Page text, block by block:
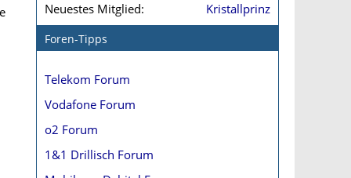
Neuestes Mitglied
Kristallprinz
Foren-Tipps
Telekom Forum
Vodafone Forum
o2 Forum
1&1 Drillisch Forum